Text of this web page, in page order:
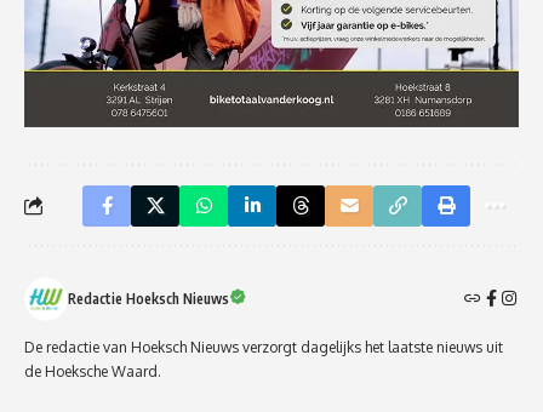
Redactie Hoeksch Nieuws
De redactie van Hoeksch Nieuws verzorgt dagelijks het laatste nieuws uit
de Hoeksche Waard.